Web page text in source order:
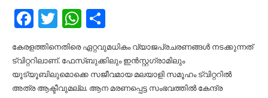
Facebook
TwitterWhatsApp
കേരളത്തിനെതിരെ ഏറ്റവുമധികം വ്യാജപ്രചരണങ്ങൾ നടക്കുന്നത്
ട്വിറ്ററിലാണ്. ഫേസ്ബുക്കിലും ഇൻസ്റ്റഗ്രാമിലും
യൂട്യൂബിലുമൊക്കെ സജീവമായ മലയാളി സമൂഹം ട്വിറ്ററിൽ
അത്ര ആക്ടീവുമല്ല. ആന മരണപ്പെട്ട സംഭവത്തിൽ കേന്ദ്ര